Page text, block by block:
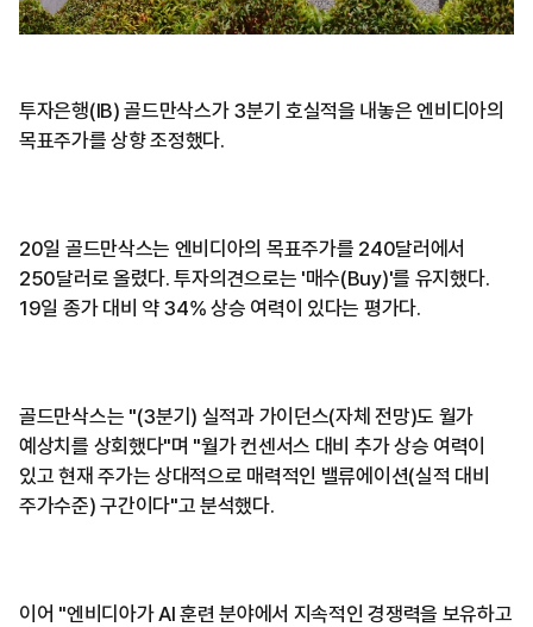
투자은행(IB) 골드만삭스가 3분기 호실적을 내놓은 엔비디아의
목표주가를 상향 조정했다.
20일 골드만삭스는 엔비디아의 목표주가를 240달러에서
250달러로 올렸다. 투자의견으로는 '매수(Buy)'를 유지했다.
19일 종가 대비 약 34% 상승 여력이 있다는 평가다.
골드만삭스는 "(3분기) 실적과 가이던스(자체 전망)도 월가
예상치를 상회했다"며 "월가 컨센서스 대비 추가 상승 여력이
있고 현재 주가는 상대적으로 매력적인 밸류에이션(실적 대비
주가수준) 구간이다"고 분석했다.
이어 "엔비디아가 AI 훈련 분야에서 지속적인 경쟁력을 보유하고